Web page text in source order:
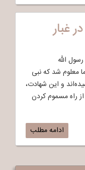
غبار
الله
معلوم شد که نبی
و این شهادت،
راه مسموم کردن
ادامه مطلب